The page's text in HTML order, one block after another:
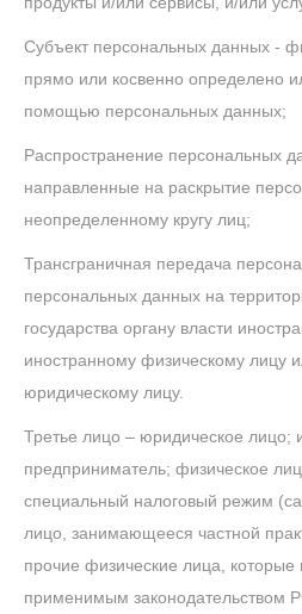
Субъект персональных данных -
прямо или косвенно определено
помощью персональных данных;
Распространение персональных
направленные на раскрытие
неопределенному кругу лиц;
Трансграничная передача
персональных данных на
государства органу власти
иностранному физическому лицу
юридическому лицу.
Третье лицо – юридическое лицо;
предприниматель; физическое
специальный налоговый режим
лицо, занимающееся частной
прочие физические лица, которые
применимым законодательством